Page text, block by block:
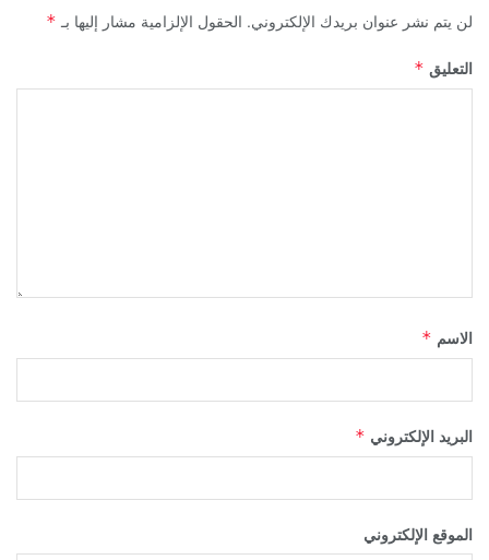
لن يتم نشر عنوان بريدك الإلكتروني. الحقول الإلزامية مشار إليها بـ *
التعليق *
الاسم *
البريد الإلكتروني *
الموقع الإلكتروني